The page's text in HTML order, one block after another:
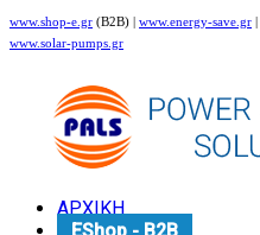
www.shop-e.gr (B2B) | www.energy-save.gr
www.solar-pumps.gr
ΑΡΧΙΚΗ